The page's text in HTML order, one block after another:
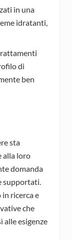
in una
idratanti,
di
ben
sta
alla loro
domanda
supportati.
ricerca e
che
alle esigenze